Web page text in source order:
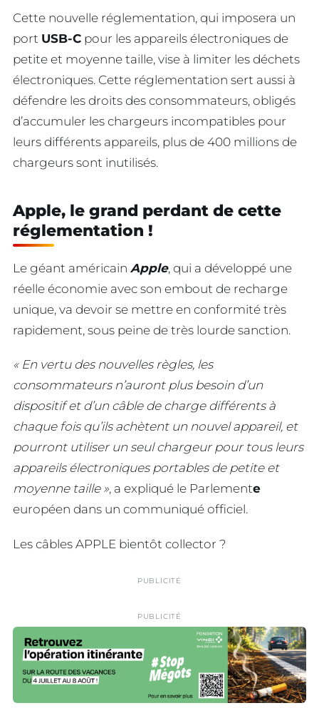
Cette nouvelle réglementation, qui imposera un
port USB-C pour les appareils électroniques de
petite et moyenne taille, vise à limiter les déchets
électroniques. Cette réglementation sert aussi à
défendre les droits des consommateurs, obligés
d’accumuler les chargeurs incompatibles pour
leurs différents appareils, plus de 400 millions de
chargeurs sont inutilisés.
Apple, le grand perdant de cette
réglementation !
Le géant américain Apple, qui a développé une
réelle économie avec son embout de recharge
unique, va devoir se mettre en conformité très
rapidement, sous peine de très lourde sanction.
« En vertu des nouvelles règles, les
consommateurs n’auront plus besoin d’un
dispositif et d’un câble de charge différents à
chaque fois qu’ils achètent un nouvel appareil, et
pourront utiliser un seul chargeur pour tous leurs
appareils électroniques portables de petite et
moyenne taille », a expliqué le Parlemente
européen dans un communiqué officiel.
Les câbles APPLE bientôt collector ?
PUBLICITÉ
PUBLICITÉ